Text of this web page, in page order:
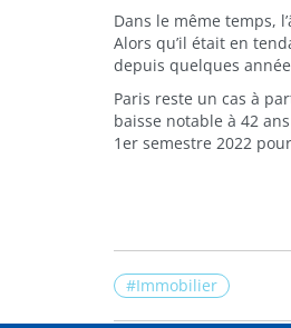
Dans le même temps,
Alors qu’il était en
depuis quelques
Paris reste un cas à
baisse notable à 42
1er semestre 2022
Immobilier